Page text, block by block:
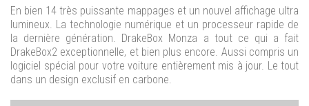
En bien 14 très puissante mappages et un nouvel affichage ultra
lumineux. La technologie numérique et un processeur rapide de
la dernière génération. DrakeBox Monza a tout ce qui a fait
DrakeBox2 exceptionnelle, et bien plus encore. Aussi compris un
logiciel spécial pour votre voiture entièrement mis à jour. Le tout
dans un design exclusif en carbone.